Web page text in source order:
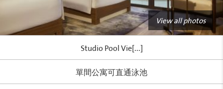
View all photos
Studio Pool Vie[...]
單間公寓可直通泳池